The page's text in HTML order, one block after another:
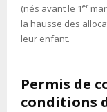
(nés avant le 1er
la hausse des
leur enfant.
Permis de
conditions